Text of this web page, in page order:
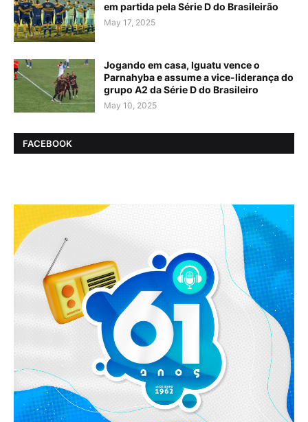
em partida pela Série D do Brasileirão
May 17, 2025
Jogando em casa, Iguatu vence o
Parnahyba e assume a vice-liderança do
grupo A2 da Série D do Brasileiro
May 10, 2025
FACEBOOK